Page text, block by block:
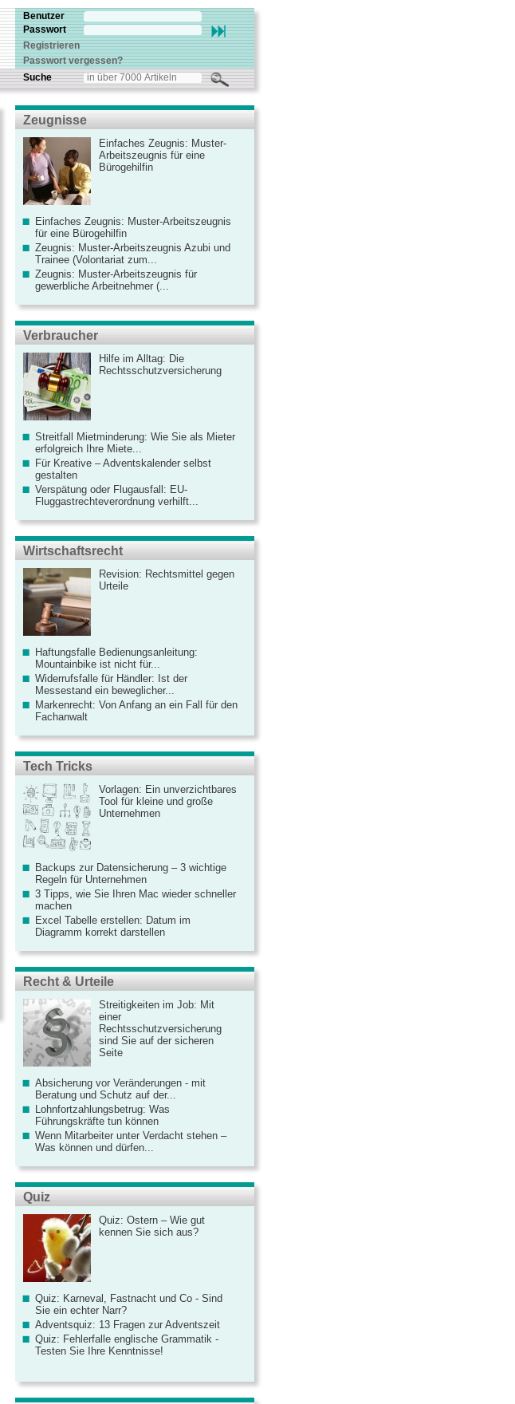
Benutzer
Passwort
Registrieren
Passwort vergessen?
Suche
Zeugnisse
Einfaches Zeugnis: Muster-
Arbeitszeugnis für eine
Bürogehilfin
Einfaches Zeugnis: Muster-Arbeitszeugnis
für eine Bürogehilfin
Zeugnis: Muster-Arbeitszeugnis Azubi und
Trainee (Volontariat zum...
Zeugnis: Muster-Arbeitszeugnis für
gewerbliche Arbeitnehmer (...
Verbraucher
Hilfe im Alltag: Die
Rechtsschutzversicherung
Streitfall Mietminderung: Wie Sie als Mieter
erfolgreich Ihre Miete...
Für Kreative – Adventskalender selbst
gestalten
Verspätung oder Flugausfall: EU-
Fluggastrechteverordnung verhilft...
Wirtschaftsrecht
Revision: Rechtsmittel gegen
Urteile
Haftungsfalle Bedienungsanleitung:
Mountainbike ist nicht für...
Widerrufsfalle für Händler: Ist der
Messestand ein beweglicher...
Markenrecht: Von Anfang an ein Fall für den
Fachanwalt
Tech Tricks
Vorlagen: Ein unverzichtbares
Tool für kleine und große
Unternehmen
Backups zur Datensicherung – 3 wichtige
Regeln für Unternehmen
3 Tipps, wie Sie Ihren Mac wieder schneller
machen
Excel Tabelle erstellen: Datum im
Diagramm korrekt darstellen
Recht & Urteile
Streitigkeiten im Job: Mit
einer
Rechtsschutzversicherung
sind Sie auf der sicheren
Seite
Absicherung vor Veränderungen - mit
Beratung und Schutz auf der...
Lohnfortzahlungsbetrug: Was
Führungskräfte tun können
Wenn Mitarbeiter unter Verdacht stehen –
Was können und dürfen...
Quiz
Quiz: Ostern – Wie gut
kennen Sie sich aus?
Quiz: Karneval, Fastnacht und Co - Sind
Sie ein echter Narr?
Adventsquiz: 13 Fragen zur Adventszeit
Quiz: Fehlerfalle englische Grammatik -
Testen Sie Ihre Kenntnisse!